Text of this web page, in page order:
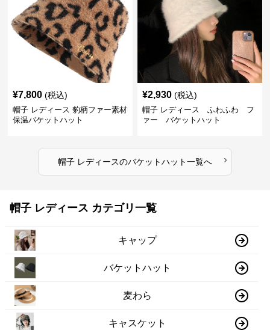
¥7,800 (税込)
帽子 レディース 豹柄ファー素材
保温バケットハット
¥2,930 (税込)
帽子 レディース ふわふわ フ
ァー バケットハット
帽子 レディースのバケットハット一覧へ ›
帽子 レディース カテゴリ一覧
キャップ
バケットハット
麦わら
キャスケット